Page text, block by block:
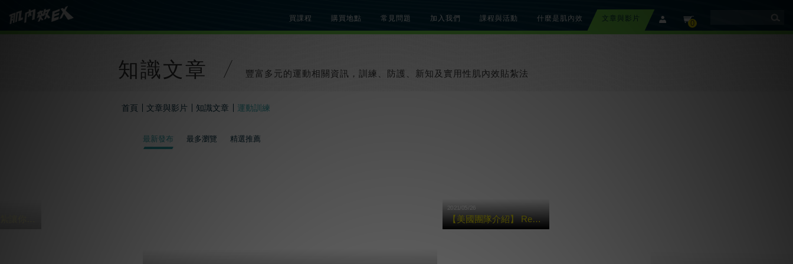
cart 0
member
買課程 購買地點 常見問題 加入我們
課程與活動
什麼是肌內效
文章與影片
知識文章 豐富多元的運動相關資訊，訓練、防護、新知及實用性肌內效貼紮法
首頁 文章與影片 知識文章 運動訓練
最新發布 最多瀏覽 精選推薦
2021/05/26
【美國團隊介紹】 Rebound Athletic 運動復健訓練中心